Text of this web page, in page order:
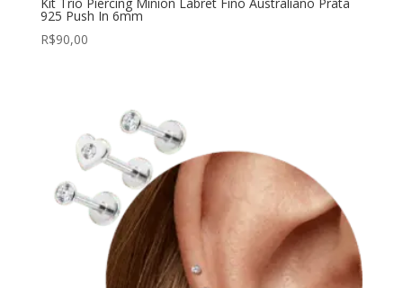
Kit Trio Piercing Minion Labret Fino Australiano Prata
925 Push In 6mm
R$90,00